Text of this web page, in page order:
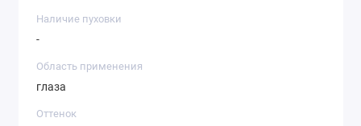
Наличие пуховки
-
Область применения
глаза
Оттенок